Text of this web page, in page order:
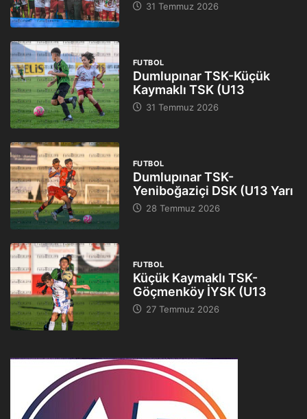
31 Temmuz 2026
FUTBOL
Dumlupınar TSK-Küçük
Kaymaklı TSK (U13
31 Temmuz 2026
FUTBOL
Dumlupınar TSK-
Yeniboğaziçi DSK (U13 Yarı
28 Temmuz 2026
FUTBOL
Küçük Kaymaklı TSK-
Göçmenköy İYSK (U13
27 Temmuz 2026